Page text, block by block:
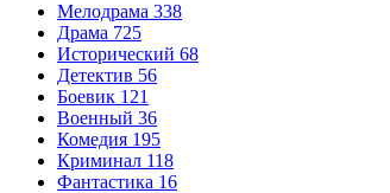
Мелодрама 338
Драма 725
Исторический 68
Детектив 56
Боевик 121
Военный 36
Комедия 195
Криминал 118
Фантастика 16